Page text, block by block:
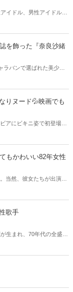
イドル、男性アイドル
年生まれがほとんど
ル!?」となる「1965年生
を飾った『奈良沙緒
バンで選ばれた美少女
歳でグラビアデビューし
りヌード💦映画でも
アにビキニ姿で初登場
話題を集め翌年には歌手
もかわいい82年女性
当然、彼女たちが出演し
見ても「かわいすぎ
になったCMをご紹介し
歌手
生まれ、70年代の全盛時
ングへ変わっていく。現